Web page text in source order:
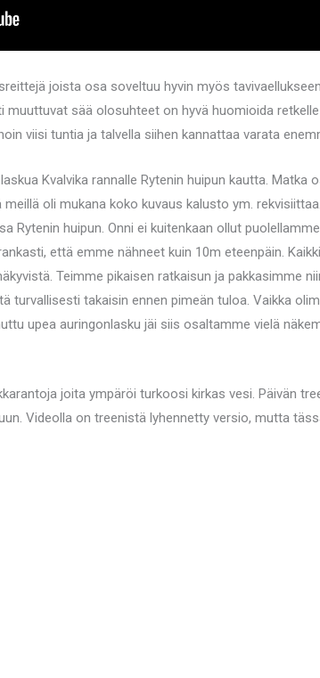
joista osa soveltuu hyvin myös
muuttuvat sää olosuhteet on hyvä huomioida
viisi tuntia ja talvella siihen kannattaa varata
Kvalvika rannalle Rytenin huipun kautta.
oli mukana koko kuvaus kalusto ym.
Rytenin huipun. Onni ei kuitenkaan ollut
että emme nähneet kuin 10m eteenpäin.
Teimme pikaisen ratkaisun ja pakkasimme
turvallisesti takaisin ennen pimeän tuloa. Vaikka
upea auringonlasku jäi siis osaltamme vielä
joita ympäröi turkoosi kirkas vesi. Päivän
Videolla on treenistä lyhennetty versio, mutta